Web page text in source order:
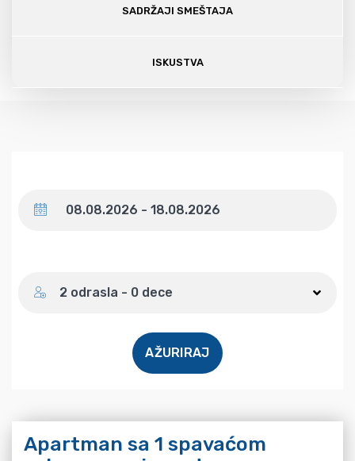
SADRŽAJI SMEŠTAJA
ISKUSTVA
2 odrasla - 0 dece
AŽURIRAJ
Apartman sa 1 spavaćom